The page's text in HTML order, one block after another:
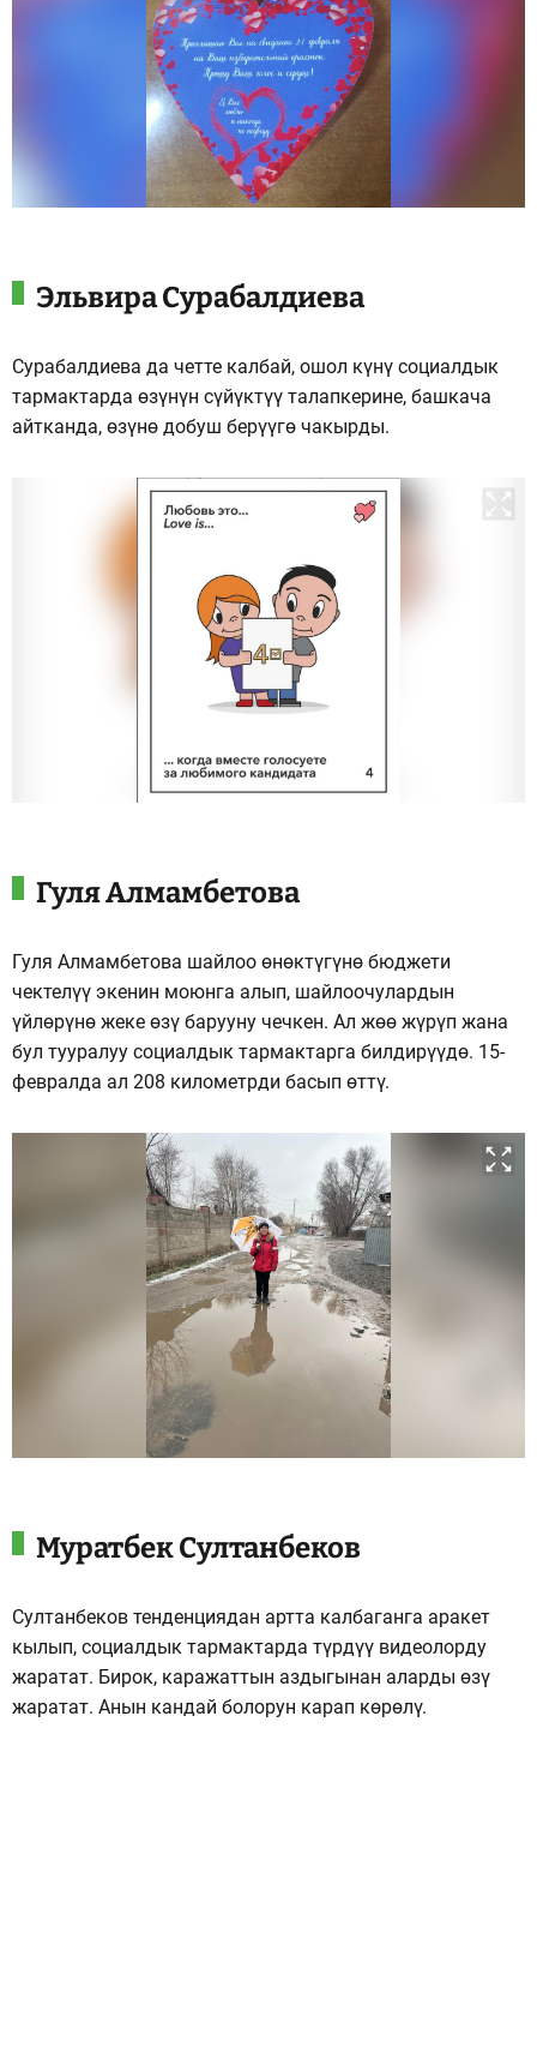
Эльвира Сурабалдиева
Сурабалдиева да четте калбай, ошол күнү социалдык
тармактарда өзүнүн сүйүктүү талапкерине, башкача
айтканда, өзүнө добуш берүүгө чакырды.
Гуля Алмамбетова
Гуля Алмамбетова шайлоо өнөктүгүнө бюджети
чектелүү экенин моюнга алып, шайлоочулардын
үйлөрүнө жеке өзү барууну чечкен. Ал жөө жүрүп жана
бул тууралуу социалдык тармактарга билдирүүдө. 15-
февралда ал 208 километрди басып өттү.
Муратбек Султанбеков
Султанбеков тенденциядан артта калбаганга аракет
кылып, социалдык тармактарда түрдүү видеолорду
жаратат. Бирок, каражаттын аздыгынан аларды өзү
жаратат. Анын кандай болорун карап көрөлү.